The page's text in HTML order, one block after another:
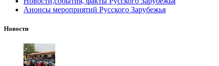
Анонсы мероприятий Русского Зарубежья
Новости